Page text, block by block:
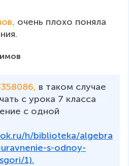
очень плохо поняла
в таком случае
с урока 7 класса
с одной
h/biblioteka/algebra
s-odnoy-
1).